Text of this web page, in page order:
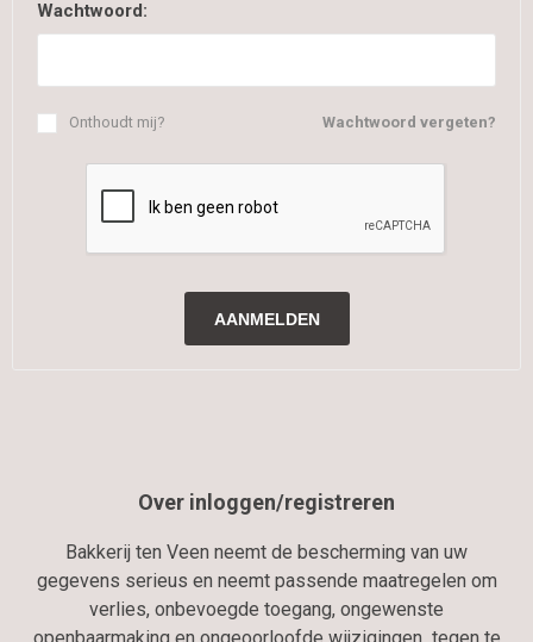
Wachtwoord:
Wachtwoord vergeten?
Onthoudt mij?
Over inloggen/registreren
Bakkerij ten Veen neemt de bescherming van uw
gegevens serieus en neemt passende maatregelen om
verlies, onbevoegde toegang, ongewenste